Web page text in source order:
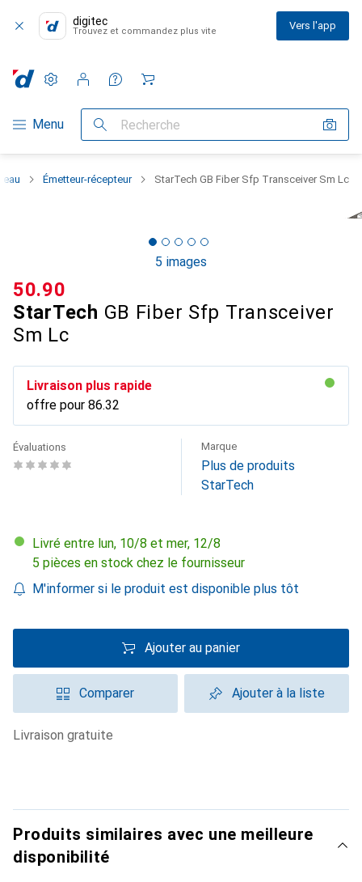
digitec
Trouvez et commandez plus vite Vers l'app
Navigation par catégorie
Menu Recherche
Paramètres
Compte client
Listes de comparaison
Listes d'envies
Panier
Émetteur-récepteur StarTech GB Fiber Sfp Transceiver Sm Lc
5 images
StarTech GB Fiber Sfp Transceiver
Sm Lc
CHF
50.90
Livraison plus rapide
offre pour CHF
86.32
Évaluations Marque
Plus de produits
StarTech
Livré entre lun, 10/8 et mer, 12/8
5 pièces en stock chez le fournisseur
M'informer si le produit est disponible plus tôt
Ajouter au panier
Comparer Ajouter à la liste
livraison gratuite
Produits similaires avec une meilleure
disponibilité